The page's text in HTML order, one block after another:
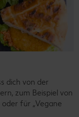
dich von der
zum Beispiel von
oder für „Vegane